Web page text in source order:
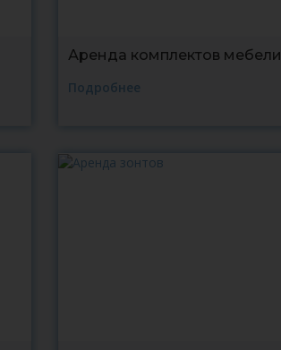
Аренда комплектов мебели
Подробнее